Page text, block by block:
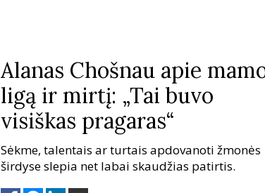
Alanas Chošnau apie
ligą ir mirtį: „Tai buvo
visiškas pragaras“
Sėkme, talentais ar turtais apdovanoti žmonės
širdyse slepia net labai skaudžias patirtis.